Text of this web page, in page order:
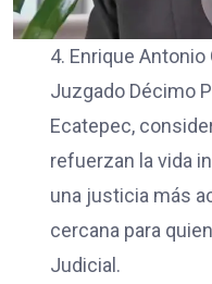
4. Enrique Antonio
Juzgado Décimo
Ecatepec,
refuerzan la vida
una justicia más
cercana para
Judicial.